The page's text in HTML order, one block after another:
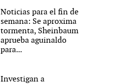
Noticias para el fin de
semana: Se aproxima
tormenta, Sheinbaum
aprueba aguinaldo
para...
Investigan a